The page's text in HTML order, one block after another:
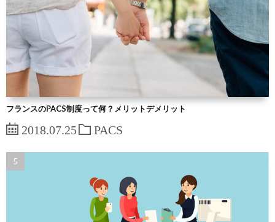
フランスのPACS制度って何？メリットデメリット
2018.07.25 PACS